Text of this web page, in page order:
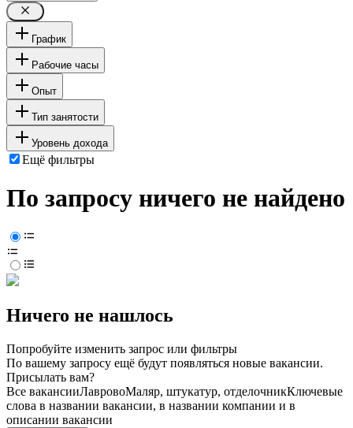
График
Рабочие часы
Опыт
Тип занятости
Уровень дохода
Ещё фильтры
По запросу ничего не найдено
Ничего не нашлось
Попробуйте изменить запрос или фильтры
По вашему запросу ещё будут появляться новые вакансии.
Присылать вам?
Все вакансииЛавровоМаляр, штукатур, отделочникКлючевые
слова в названии вакансии, в названии компании и в
описании вакансии